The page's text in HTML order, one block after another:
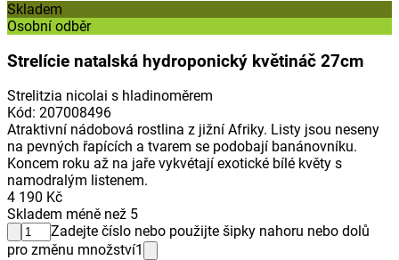
Skladem
Osobní odběr
Strelície natalská hydroponický květináč 27cm
Strelitzia nicolai s hladinoměrem
Kód: 207008496
Atraktivní nádobová rostlina z jižní Afriky. Listy jsou neseny
na pevných řapících a tvarem se podobají banánovníku.
Koncem roku až na jaře vykvétají exotické bílé květy s
namodralým listenem.
4 190 Kč
Skladem méně než 5
Zadejte číslo nebo použijte šipky nahoru nebo dolů
pro změnu množství1